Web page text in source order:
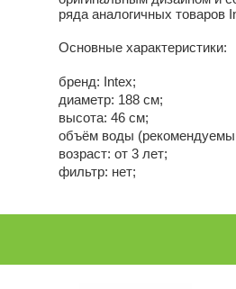
ряда аналогичных товаров
Основные характеристики:
бренд: Intex;
диаметр: 188 см;
высота: 46 см;
объём воды
возраст: от 3 лет;
фильтр: нет;